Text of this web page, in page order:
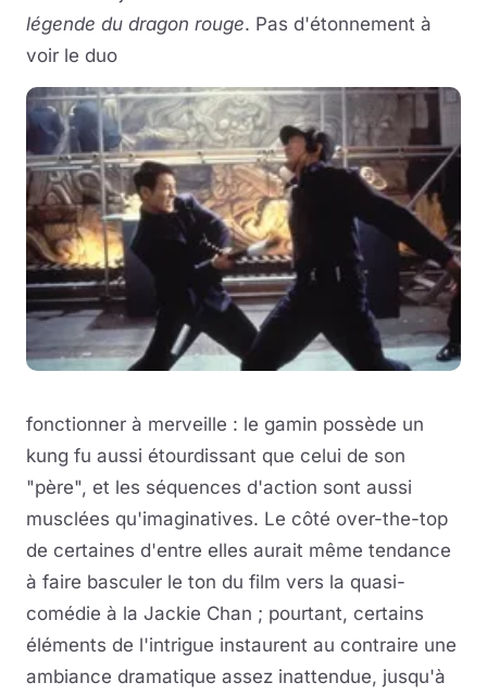
légende du dragon rouge. Pas d'étonnement à
voir le duo
fonctionner à merveille : le gamin possède un
kung fu aussi étourdissant que celui de son
"père", et les séquences d'action sont aussi
musclées qu'imaginatives. Le côté over-the-top
de certaines d'entre elles aurait même tendance
à faire basculer le ton du film vers la quasi-
comédie à la Jackie Chan ; pourtant, certains
éléments de l'intrigue instaurent au contraire une
ambiance dramatique assez inattendue, jusqu'à